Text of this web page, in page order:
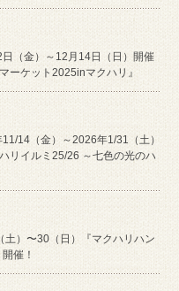
日（金）～12月14日（日）開催
ーケット2025inマクハリ』
14（金）～2026年1/31（土）
リイルミ25/26 ～七色の光のハ
土）〜30（日）『マクハリハン
催！